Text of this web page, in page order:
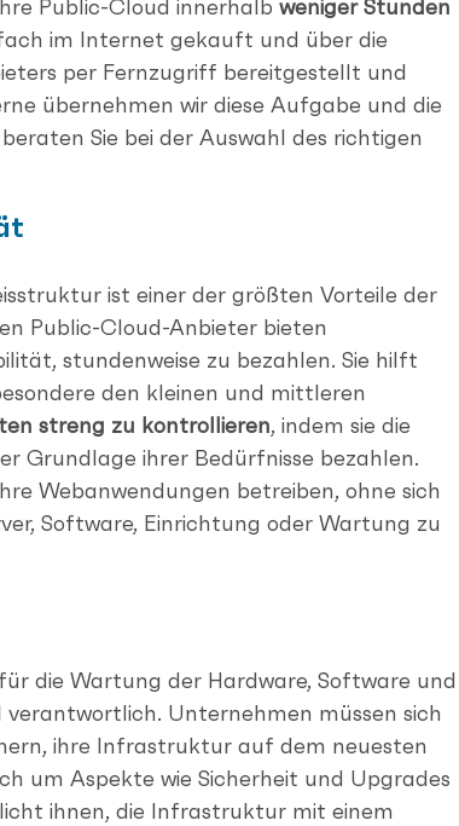
Public-Cloud innerhalb weniger Stunden
im Internet gekauft und über die
per Fernzugriff bereitgestellt und
übernehmen wir diese Aufgabe und die
Sie bei der Auswahl des richtigen
ist einer der größten Vorteile der
Public-Cloud-Anbieter bieten
stundenweise zu bezahlen. Sie hilft
den kleinen und mittleren
streng zu kontrollieren, indem sie die
Grundlage ihrer Bedürfnisse bezahlen.
Webanwendungen betreiben, ohne sich
Software, Einrichtung oder Wartung zu
die Wartung der Hardware, Software und
Unternehmen müssen sich
ihre Infrastruktur auf dem neuesten
um Aspekte wie Sicherheit und Upgrades
ihnen, die Infrastruktur mit einem